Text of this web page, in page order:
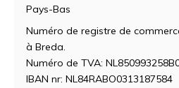
Pays-Bas
Numéro de registre de
à Breda.
Numéro de TVA:
IBAN nr: NL84RABO0313187584